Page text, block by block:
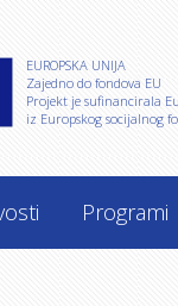
EUROPSKA UNIJA
Zajedno do fondova EU
Projekt je sufinancirala
iz Europskog socijalnog
Programi